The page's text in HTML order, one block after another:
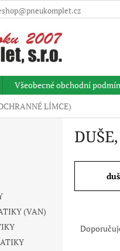
Všeobecné obchodní
LÍMCE)
(VAN)